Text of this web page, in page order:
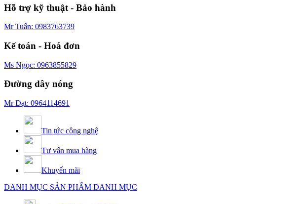
Hỗ trợ kỹ thuật - Bảo hành
Mr Tuấn: 0983763739
Kế toán - Hoá đơn
Ms Ngọc: 0963855829
Đường dây nóng
Mr Đạt: 0964114691
Tin tức công nghệ
Tư vấn mua hàng
Khuyến mãi
DANH MỤC SẢN PHẨM DANH MỤC